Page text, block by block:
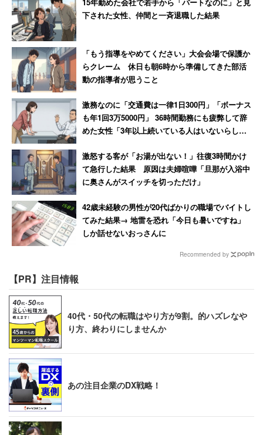
下された女性、仲間と一斉退職した結果
「もう指導をやめてください」大会会場で保護か
らクレーム 休日も朝6時から準備してきた部活
動の指導者が思うこと
激務なのに「交通費は一律1日300円」「ボーナス
も年1回3万5000円」 36時間勤務にも疲弊して辞
めた女性「3年以上続いている人はいないらし
激怒する客が「お湯が出ない！」往復3時間かけ
て急行した結果 原因は夫婦喧嘩「旦那が入浴中
に奥さんがスイッチを切っただけ」
42歳未経験の男性が20代ばかりの職場でバイトし
てみた結果→ 地雷を恐れ「今日も暑いですね」
しか話せないおっさんに
Recommended by
【PR】注目情報
40代・50代の転職はやり方が9割。的ハズレなや
り方、終わりにしませんか
あの注目企業のDX戦略！